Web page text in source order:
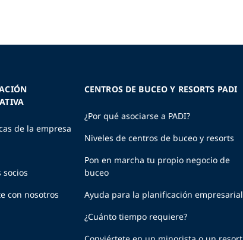
de la empresa
socios
con nosotros
CENTROS DE BUCEO Y RESORTS PADI
¿Por qué asociarse a PADI?
Niveles de centros de buceo y resorts
Pon en marcha tu propio negocio de
buceo
Ayuda para la planificación empresarial
¿Cuánto tiempo requiere?